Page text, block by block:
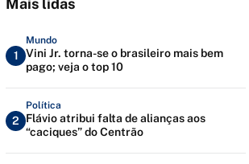
Mais lidas
1
Mundo
Vini Jr. torna-se o brasileiro mais bem
pago; veja o top 10
2
Política
Flávio atribui falta de alianças aos
“caciques” do Centrão